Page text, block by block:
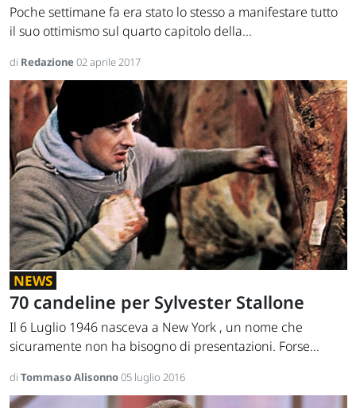
Poche settimane fa era stato lo stesso a manifestare tutto
il suo ottimismo sul quarto capitolo della...
di Redazione02 aprile 2017
NEWS
70 candeline per Sylvester Stallone
Il 6 Luglio 1946 nasceva a New York , un nome che
sicuramente non ha bisogno di presentazioni. Forse...
di Tommaso Alisonno05 luglio 2016